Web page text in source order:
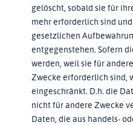
gelöscht, sobald sie für
mehr erforderlich sind
gesetzlichen
entgegenstehen. Sofern
werden, weil sie für
Zwecke erforderlich sind,
eingeschränkt. D.h. die
nicht für andere Zwecke
Daten, die aus handels-